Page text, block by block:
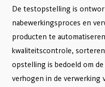
De testopstelling is
nabewerkingsproces en
producten te
kwaliteitscontrole,
opstelling is bedoeld om
verhogen in de verwerking